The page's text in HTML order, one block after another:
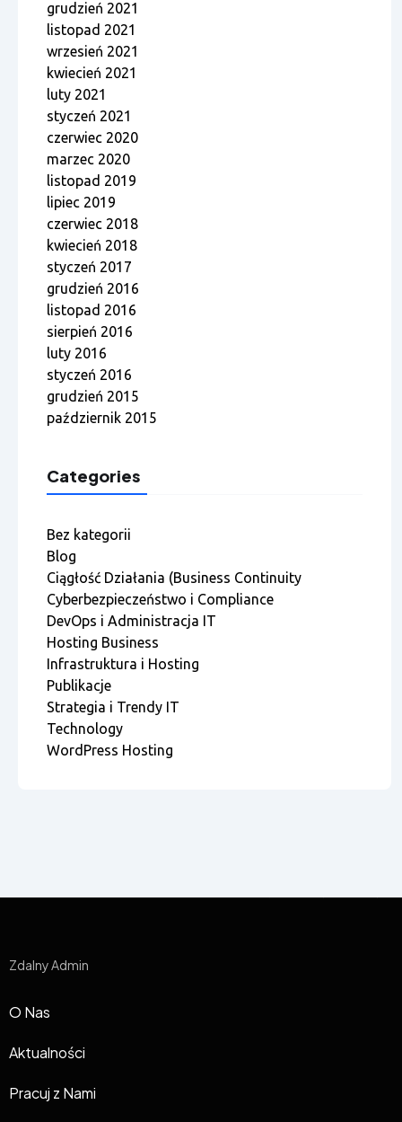
grudzień 2021
listopad 2021
wrzesień 2021
kwiecień 2021
luty 2021
styczeń 2021
czerwiec 2020
marzec 2020
listopad 2019
lipiec 2019
czerwiec 2018
kwiecień 2018
styczeń 2017
grudzień 2016
listopad 2016
sierpień 2016
luty 2016
styczeń 2016
grudzień 2015
październik 2015
Categories
Bez kategorii
Blog
Ciągłość Działania (Business Continuity
Cyberbezpieczeństwo i Compliance
DevOps i Administracja IT
Hosting Business
Infrastruktura i Hosting
Publikacje
Strategia i Trendy IT
Technology
WordPress Hosting
Zdalny Admin
O Nas
Aktualności
Pracuj z Nami